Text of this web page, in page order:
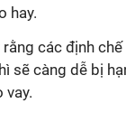
hay.
các định
sẽ càng dễ bị
vay.